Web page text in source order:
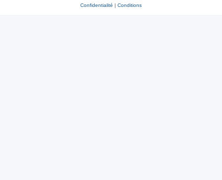
Confidentialité | Conditions